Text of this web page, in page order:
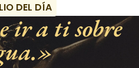
DEL DÍA
ir a ti sobre